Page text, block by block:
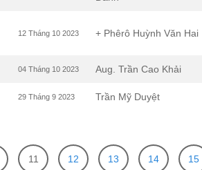
12 Tháng 10 2023 + Phêrô Huỳnh Văn Hai
04 Tháng 10 2023 Aug. Trần Cao Khải
29 Tháng 9 2023 Trần Mỹ Duyệt
11 12 13 14 15